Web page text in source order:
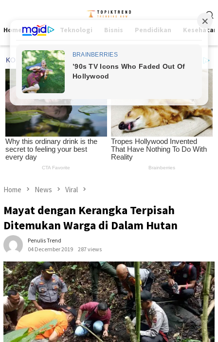
contentMenu
Home Viral Teknologi Bisnis Pendidikan Kesehatan
Home News Viral
Mayat dengan Kerangka Terpisah
Ditemukan Warga di Dalam Hutan
Penulis Trend
04 December 2019
287 views